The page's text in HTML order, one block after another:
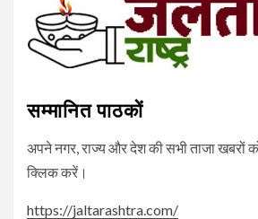
सम्मानित पाठकों
अपने नगर, राज्य और देश की सभी ताजा खबरों
क्लिक करें।
https://jaltarashtra.com/